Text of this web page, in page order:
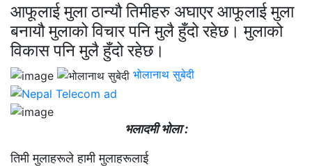
आफूलाई मुला ठान्यौ तिमीहरु अघाएर आफूलाई मुला
बनायौ मुलाको विचार पनि मुलै हुँदो रहेछ। मुलाको
विकास पनि मुलै हुँदो रहेछ।
भोलानाथ सुबेदी
भलादमी भोला :
तिमी मुलाहरूले हामी मुलाहरूलाई